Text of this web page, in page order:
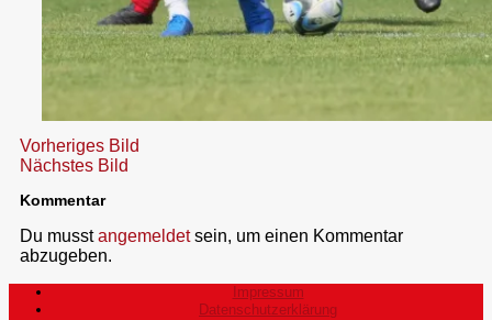
Vorheriges Bild
Nächstes Bild
Kommentar
Du musstangemeldetsein, um einen Kommentar
abzugeben.
Impressum
Datenschutzerklärung